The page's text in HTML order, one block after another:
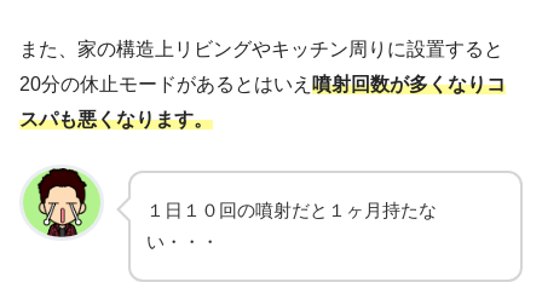
また、家の構造上リビングやキッチン周りに設置すると
20分の休止モードがあるとはいえ 噴射回数が多くなりコ
スパも悪くなります。
１日１０回の噴射だと１ヶ月持たな
い・・・